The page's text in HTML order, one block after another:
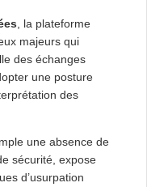
, la plateforme
majeurs qui
des échanges
une posture
des
une absence de
sécurité, expose
d’usurpation